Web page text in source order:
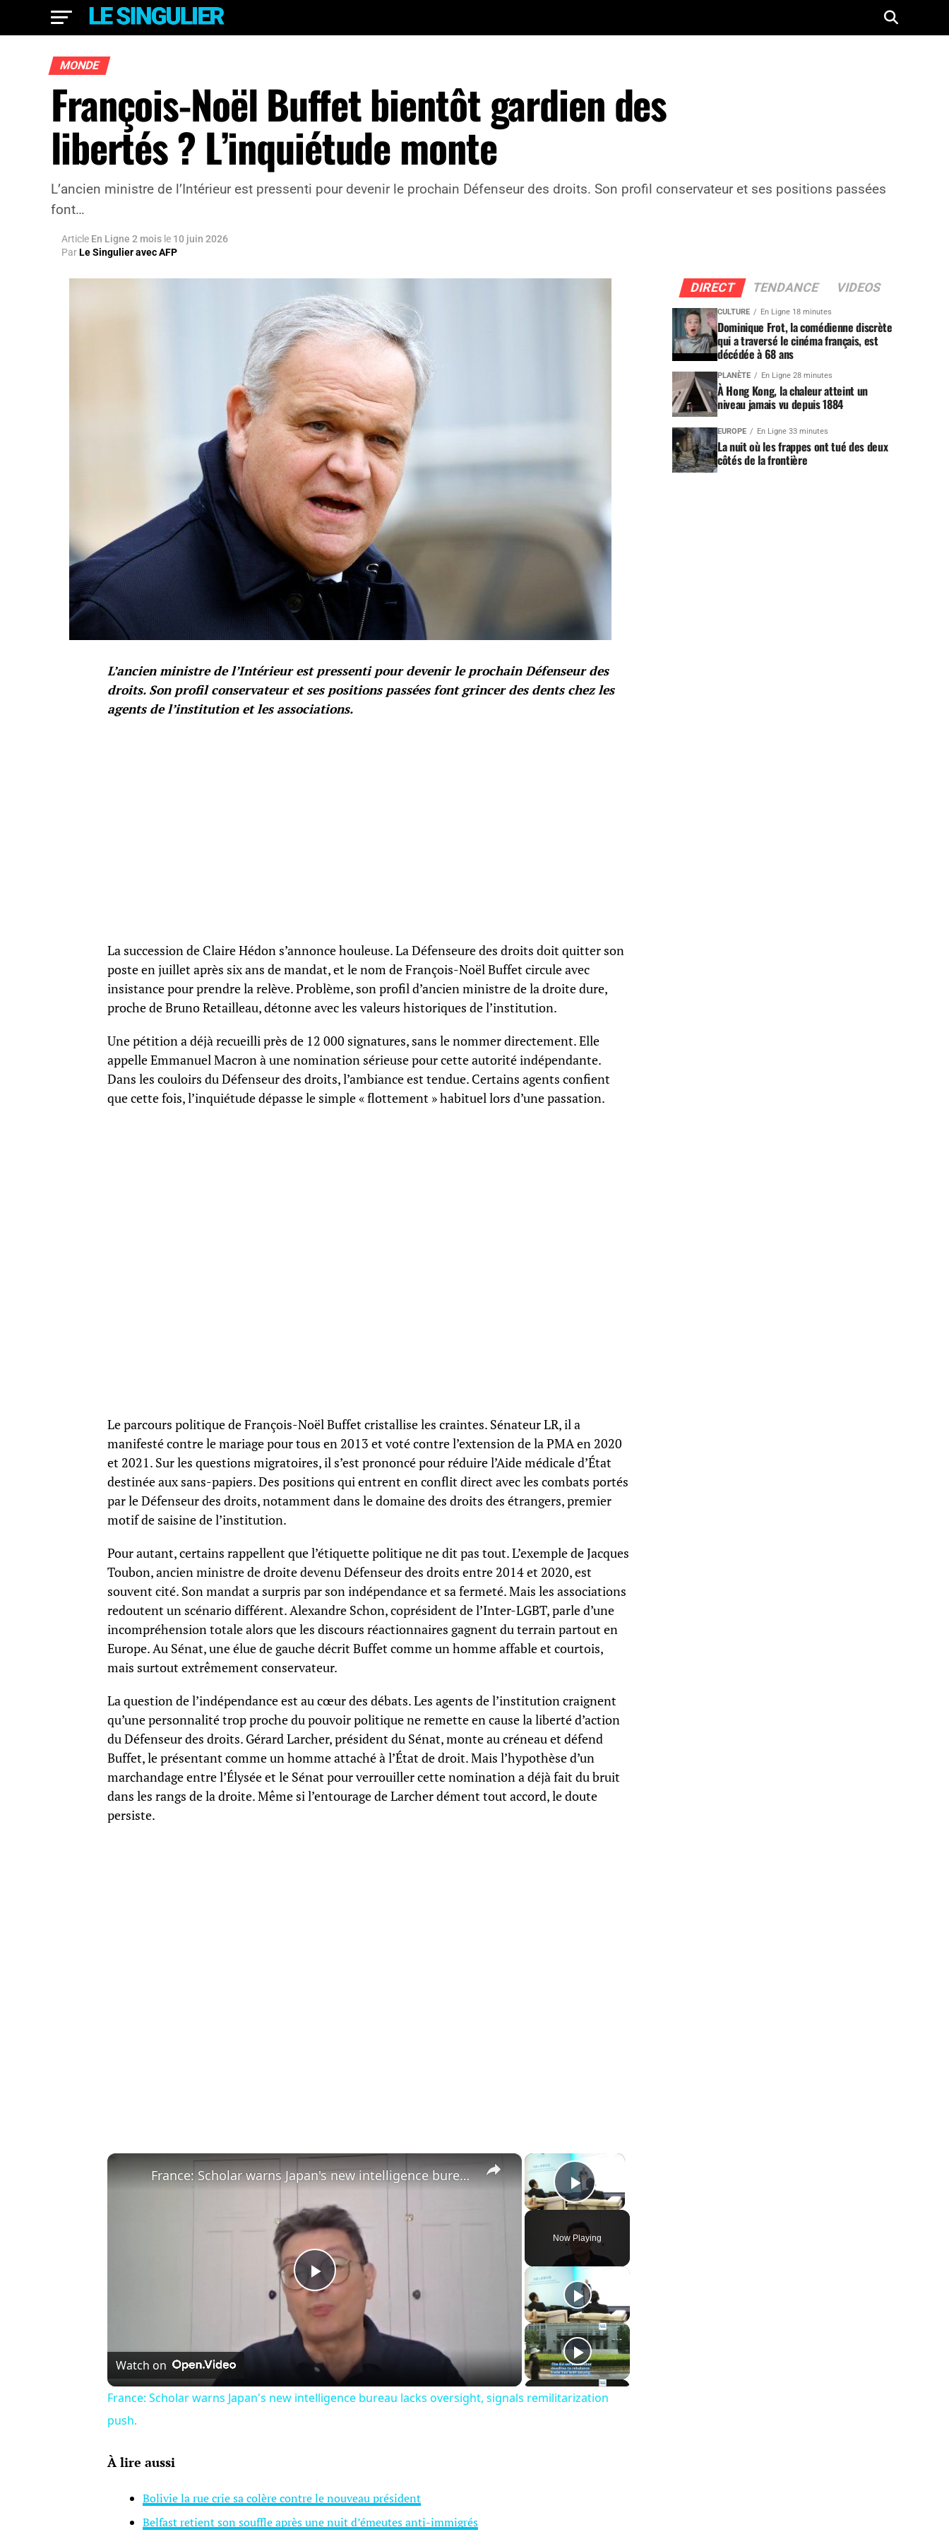
MONDE
François-Noël Buffet bientôt gardien des
libertés ? L’inquiétude monte
L’ancien ministre de l’Intérieur est pressenti pour devenir le prochain Défenseur des droits. Son profil conservateur et ses positions passées
font…
Article En Ligne 2 mois le 10 juin 2026
ParLe Singulier avec AFP
L’ancien ministre de l’Intérieur est pressenti pour devenir le prochain Défenseur des
droits. Son profil conservateur et ses positions passées font grincer des dents chez les
agents de l’institution et les associations.
La succession de Claire Hédon s’annonce houleuse. La Défenseure des droits doit quitter son
poste en juillet après six ans de mandat, et le nom de François-Noël Buffet circule avec
insistance pour prendre la relève. Problème, son profil d’ancien ministre de la droite dure,
proche de Bruno Retailleau, détonne avec les valeurs historiques de l’institution.
Une pétition a déjà recueilli près de 12 000 signatures, sans le nommer directement. Elle
appelle Emmanuel Macron à une nomination sérieuse pour cette autorité indépendante.
Dans les couloirs du Défenseur des droits, l’ambiance est tendue. Certains agents confient
que cette fois, l’inquiétude dépasse le simple « flottement » habituel lors d’une passation.
Le parcours politique de François-Noël Buffet cristallise les craintes. Sénateur LR, il a
manifesté contre le mariage pour tous en 2013 et voté contre l’extension de la PMA en 2020
et 2021. Sur les questions migratoires, il s’est prononcé pour réduire l’Aide médicale d’État
destinée aux sans-papiers. Des positions qui entrent en conflit direct avec les combats portés
par le Défenseur des droits, notamment dans le domaine des droits des étrangers, premier
motif de saisine de l’institution.
Pour autant, certains rappellent que l’étiquette politique ne dit pas tout. L’exemple de Jacques
Toubon, ancien ministre de droite devenu Défenseur des droits entre 2014 et 2020, est
souvent cité. Son mandat a surpris par son indépendance et sa fermeté. Mais les associations
redoutent un scénario différent. Alexandre Schon, coprésident de l’Inter-LGBT, parle d’une
incompréhension totale alors que les discours réactionnaires gagnent du terrain partout en
Europe. Au Sénat, une élue de gauche décrit Buffet comme un homme affable et courtois,
mais surtout extrêmement conservateur.
La question de l’indépendance est au cœur des débats. Les agents de l’institution craignent
qu’une personnalité trop proche du pouvoir politique ne remette en cause la liberté d’action
du Défenseur des droits. Gérard Larcher, président du Sénat, monte au créneau et défend
Buffet, le présentant comme un homme attaché à l’État de droit. Mais l’hypothèse d’un
marchandage entre l’Élysée et le Sénat pour verrouiller cette nomination a déjà fait du bruit
dans les rangs de la droite. Même si l’entourage de Larcher dément tout accord, le doute
persiste.
×
Play Video
Now Playing
×
Play
Video
France: Scholar warns Japan's new intelligence bureau lacks oversight, signals remilitarization push.
Watch on
France: Scholar warns Japan's new intelligence bureau lacks oversight, signals remilitarization
push.
À lire aussi
Bolivie la rue crie sa colère contre le nouveau président
Belfast retient son souffle après une nuit d’émeutes anti-immigrés
DIRECT TENDANCE VIDEOS
CULTURE En Ligne 18 minutes
Dominique Frot, la comédienne discrète
qui a traversé le cinéma français, est
décédée à 68 ans
PLANÈTE En Ligne 28 minutes
À Hong Kong, la chaleur atteint un
niveau jamais vu depuis 1884
EUROPE En Ligne 33 minutes
La nuit où les frappes ont tué des deux
côtés de la frontière